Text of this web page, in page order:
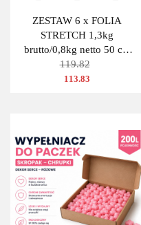
ZESTAW 6 x FOLIA
STRETCH 1,3kg
brutto/0,8kg netto 50 cm
CZARNA
119.82
113.83